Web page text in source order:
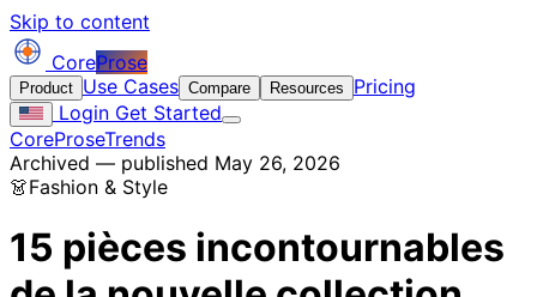
Skip to content
CoreProse
Product Use Cases Compare Resources
Pricing
Login Get Started
CoreProseTrends
Archived — published May 26, 2026
👗Fashion & Style
15 pièces incontournables